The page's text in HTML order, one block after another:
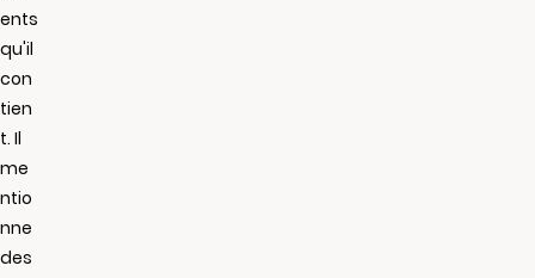
ents
qu'il
con
tien
t. Il
me
ntio
nne
des